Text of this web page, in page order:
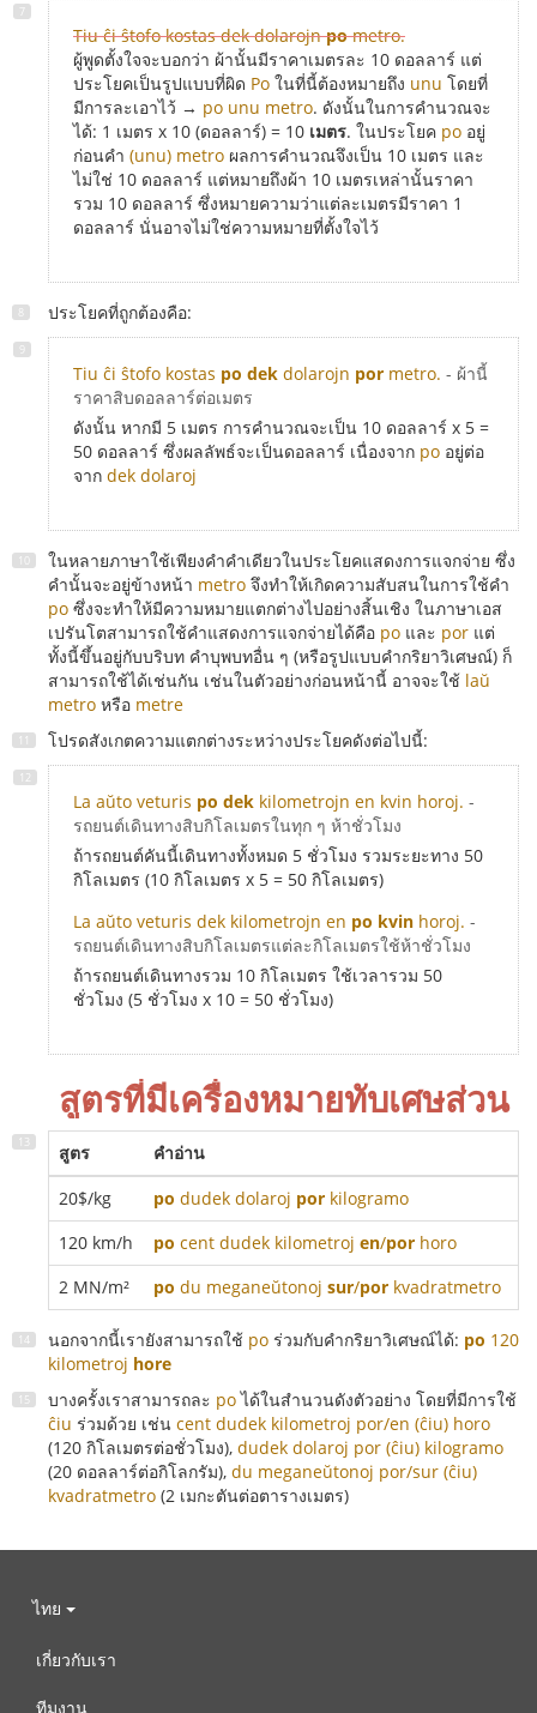
Tiu ĉi ŝtofo kostas dek dolarojnpometro.
ผู้พูดตั้งใจจะบอกว่า ผ้านั้นมีราคาเมตรละ 10 ดอลลาร์ แต่
ประโยคเป็นรูปแบบที่ผิด Po ในที่นี้ต้องหมายถึง unu โดยที่
มีการละเอาไว้ → po unu metro. ดังนั้นในการคำนวณจะ
ได้: 1 เมตร x 10 (ดอลลาร์) = 10 เมตร. ในประโยค po อยู่
ก่อนคำ (unu) metro ผลการคำนวณจึงเป็น 10 เมตร และ
ไม่ใช่ 10 ดอลลาร์ แต่หมายถึงผ้า 10 เมตรเหล่านั้นราคา
รวม 10 ดอลลาร์ ซึ่งหมายความว่าแต่ละเมตรมีราคา 1
ดอลลาร์ นั่นอาจไม่ใช่ความหมายที่ตั้งใจไว้
ประโยคที่ถูกต้องคือ:
Tiu ĉi ŝtofo kostas po dek dolarojn por metro. - ผ้านี้
ราคาสิบดอลลาร์ต่อเมตร
ดังนั้น หากมี 5 เมตร การคำนวณจะเป็น 10 ดอลลาร์ x 5 =
50 ดอลลาร์ ซึ่งผลลัพธ์จะเป็นดอลลาร์ เนื่องจาก po อยู่ต่อ
จาก dek dolaroj
ในหลายภาษาใช้เพียงคำคำเดียวในประโยคแสดงการแจกจ่าย ซึ่ง
คำนั้นจะอยู่ข้างหน้า metro จึงทำให้เกิดความสับสนในการใช้คำ
po ซึ่งจะทำให้มีความหมายแตกต่างไปอย่างสิ้นเชิง ในภาษาเอส
เปรันโตสามารถใช้คำแสดงการแจกจ่ายได้คือ po และ por แต่
ทั้งนี้ขึ้นอยู่กับบริบท คำบุพบทอื่น ๆ (หรือรูปแบบคำกริยาวิเศษณ์) ก็
สามารถใช้ได้เช่นกัน เช่นในตัวอย่างก่อนหน้านี้ อาจจะใช้ laŭ
metro หรือ metre
โปรดสังเกตความแตกต่างระหว่างประโยคดังต่อไปนี้:
La aŭto veturis po dek kilometrojn en kvin horoj. -
รถยนต์เดินทางสิบกิโลเมตรในทุก ๆ ห้าชั่วโมง
ถ้ารถยนต์คันนี้เดินทางทั้งหมด 5 ชั่วโมง รวมระยะทาง 50
กิโลเมตร (10 กิโลเมตร x 5 = 50 กิโลเมตร)
La aŭto veturis dek kilometrojn en po kvin horoj. -
รถยนต์เดินทางสิบกิโลเมตรแต่ละกิโลเมตรใช้ห้าชั่วโมง
ถ้ารถยนต์เดินทางรวม 10 กิโลเมตร ใช้เวลารวม 50
ชั่วโมง (5 ชั่วโมง x 10 = 50 ชั่วโมง)
สูตรที่มีเครื่องหมายทับเศษส่วน
สูตร
คำอ่าน
20$/kg
po dudek dolaroj por kilogramo
120 km/h
po cent dudek kilometroj en/por horo
2 MN/m²
po du meganeŭtonoj sur/por kvadratmetro
นอกจากนี้เรายังสามารถใช้ po ร่วมกับคำกริยาวิเศษณ์ได้: po 120
kilometroj hore
บางครั้งเราสามารถละ poได้ในสำนวนดังตัวอย่าง โดยที่มีการใช้
ĉiu ร่วมด้วย เช่น cent dudek kilometroj por/en (ĉiu) horo
(120 กิโลเมตรต่อชั่วโมง), dudek dolaroj por (ĉiu) kilogramo
(20 ดอลลาร์ต่อกิโลกรัม), du meganeŭtonoj por/sur (ĉiu)
kvadratmetro (2 เมกะตันต่อตารางเมตร)
ไทย
เกี่ยวกับเรา
ทีมงาน